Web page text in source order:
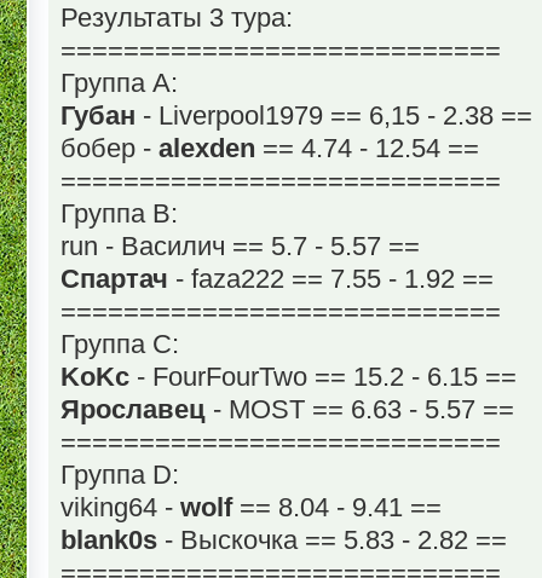
Результаты 3 тура:
============================
Группа А:
Губан - Liverpool1979 == 6,15 - 2.38 ==
бобер - alexden == 4.74 - 12.54 ==
============================
Группа В:
run - Василич == 5.7 - 5.57 ==
Спартач - faza222 == 7.55 - 1.92 ==
============================
Группа С:
KoKc - FourFourTwo == 15.2 - 6.15 ==
Ярославец - MOST == 6.63 - 5.57 ==
============================
Группа D:
viking64 - wolf == 8.04 - 9.41 ==
blank0s - Выскочка == 5.83 - 2.82 ==
============================